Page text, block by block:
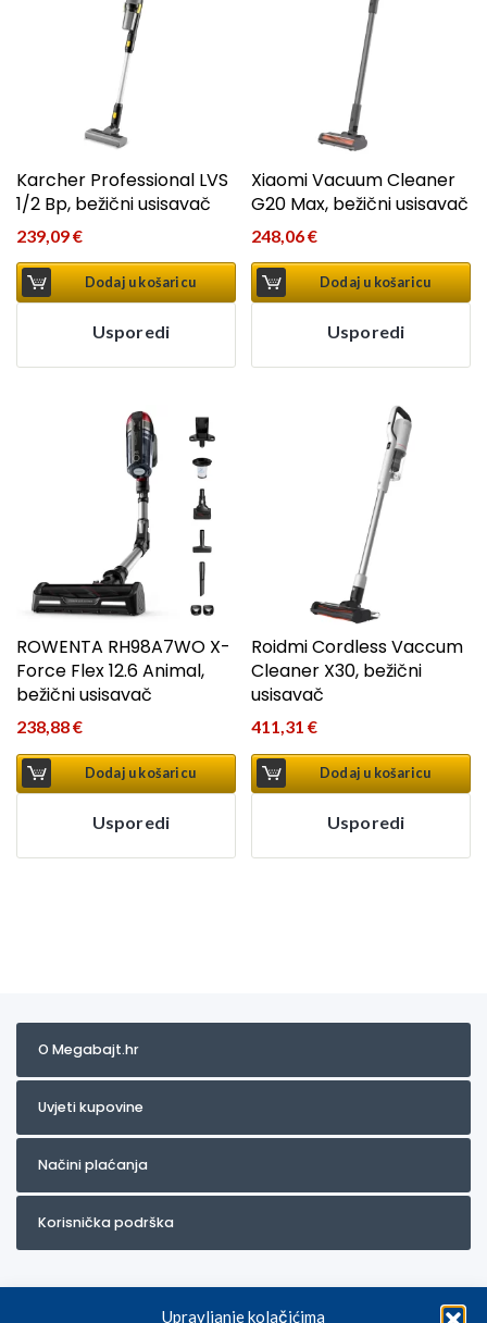
Upravljanje kolačićima
Karcher Professional LVS
1/2 Bp, bežični usisavač
239,09€
Dodaj u košaricu
Usporedi
Xiaomi Vacuum Cleaner
G20 Max, bežični usisavač
248,06€
Dodaj u košaricu
Usporedi
ROWENTA RH98A7WO X-
Force Flex 12.6 Animal,
bežični usisavač
238,88€
Dodaj u košaricu
Usporedi
Roidmi Cordless Vaccum
Cleaner X30, bežični
usisavač
411,31€
Dodaj u košaricu
Usporedi
O Megabajt.hr
Uvjeti kupovine
Načini plaćanja
Korisnička podrška